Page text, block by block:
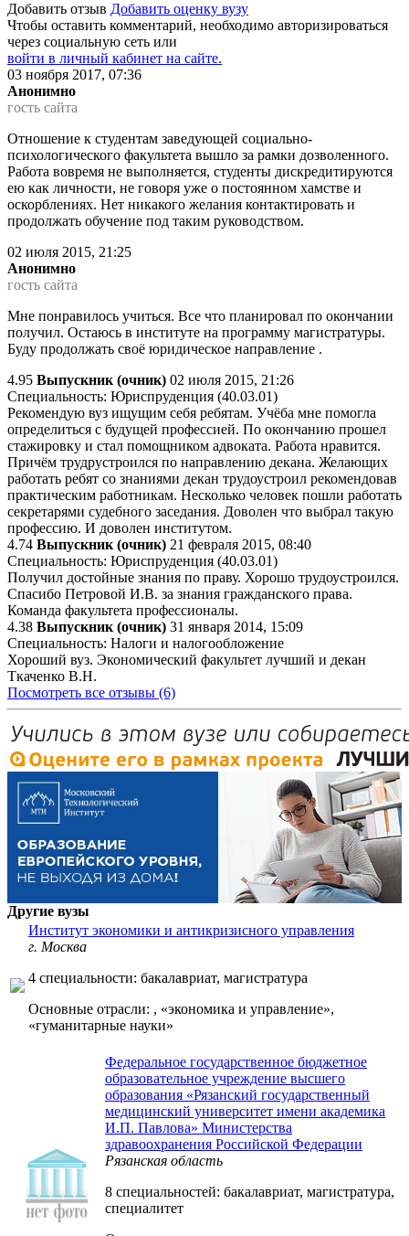
Добавить отзыв Добавить оценку вузу
Чтобы оставить комментарий, необходимо авторизироваться
через социальную сеть или
войти в личный кабинет на сайте.
03 ноября 2017, 07:36
Анонимно
гость сайта
Отношение к студентам заведующей социально-
психологического факультета вышло за рамки дозволенного.
Работа вовремя не выполняется, студенты дискредитируются
ею как личности, не говоря уже о постоянном хамстве и
оскорблениях. Нет никакого желания контактировать и
продолжать обучение под таким руководством.
02 июля 2015, 21:25
Анонимно
гость сайта
Мне понравилось учиться. Все что планировал по окончании
получил. Остаюсь в институте на программу магистратуры.
Буду продолжать своё юридическое направление .
4.95 Выпускник (очник) 02 июля 2015, 21:26
Специальность: Юриспруденция (40.03.01)
Рекомендую вуз ищущим себя ребятам. Учёба мне помогла
определиться с будущей профессией. По окончанию прошел
стажировку и стал помощником адвоката. Работа нравится.
Причём трудрустроился по направлению декана. Желающих
работать ребят со знаниями декан трудоустроил рекомендовав
практическим работникам. Несколько человек пошли работать
секретарями судебного заседания. Доволен что выбрал такую
профессию. И доволен институтом.
4.74 Выпускник (очник) 21 февраля 2015, 08:40
Специальность: Юриспруденция (40.03.01)
Получил достойные знания по праву. Хорошо трудоустроился.
Спасибо Петровой И.В. за знания гражданского права.
Команда факультета профессионалы.
4.38 Выпускник (очник) 31 января 2014, 15:09
Специальность: Налоги и налогообложение
Хороший вуз. Экономический факультет лучший и декан
Ткаченко В.Н.
Посмотреть все отзывы (6)
Другие вузы
Институт экономики и антикризисного управления
г. Москва
4 специальности: бакалавриат, магистратура
Основные отрасли: , «экономика и управление»,
«гуманитарные науки»
Федеральное государственное бюджетное
образовательное учреждение высшего
образования «Рязанский государственный
медицинский университет имени академика
И.П. Павлова» Министерства
здравоохранения Российской Федерации
Рязанская область
8 специальностей: бакалавриат, магистратура,
специалитет